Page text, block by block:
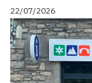
22/07/2026